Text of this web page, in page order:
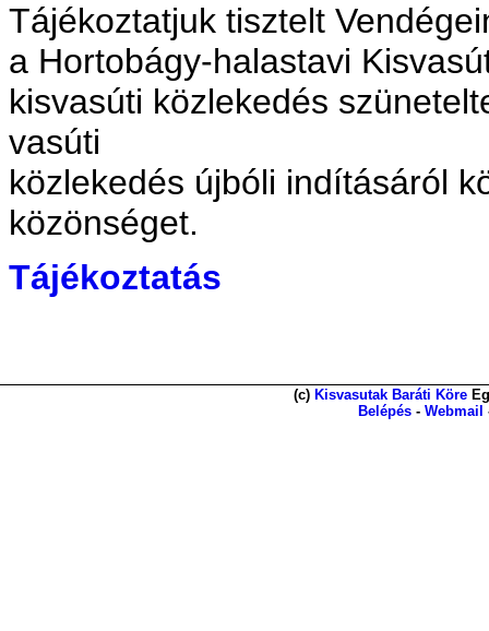
Tájékoztatjuk tisztelt
a Hortobágy-halastavi
kisvasúti közlekedés
vasúti
közlekedés újbóli indításáról
közönséget.
Tájékoztatás
(c) Kisvasutak Baráti Köre
Belépés - Webmail